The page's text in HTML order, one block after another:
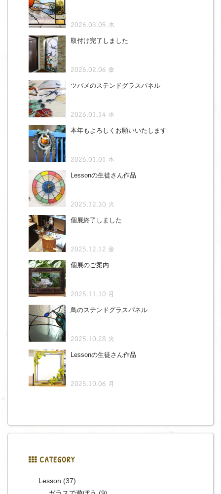
2026.03.05 木
取付け完了しました
2026.02.06 金
ツバメのステンドグラスパネル
2026.01.14 水
本年もよろしくお願いいたします
2026.01.01 木
Lessonの生徒さん作品
2025.12.30 火
個展終了しました
2025.12.12 金
個展のご案内
2025.11.10 月
鳥のステンドグラスパネル
2025.10.28 火
Lessonの生徒さん作品
2025.10.06 月
CATEGORY
Lesson (37)